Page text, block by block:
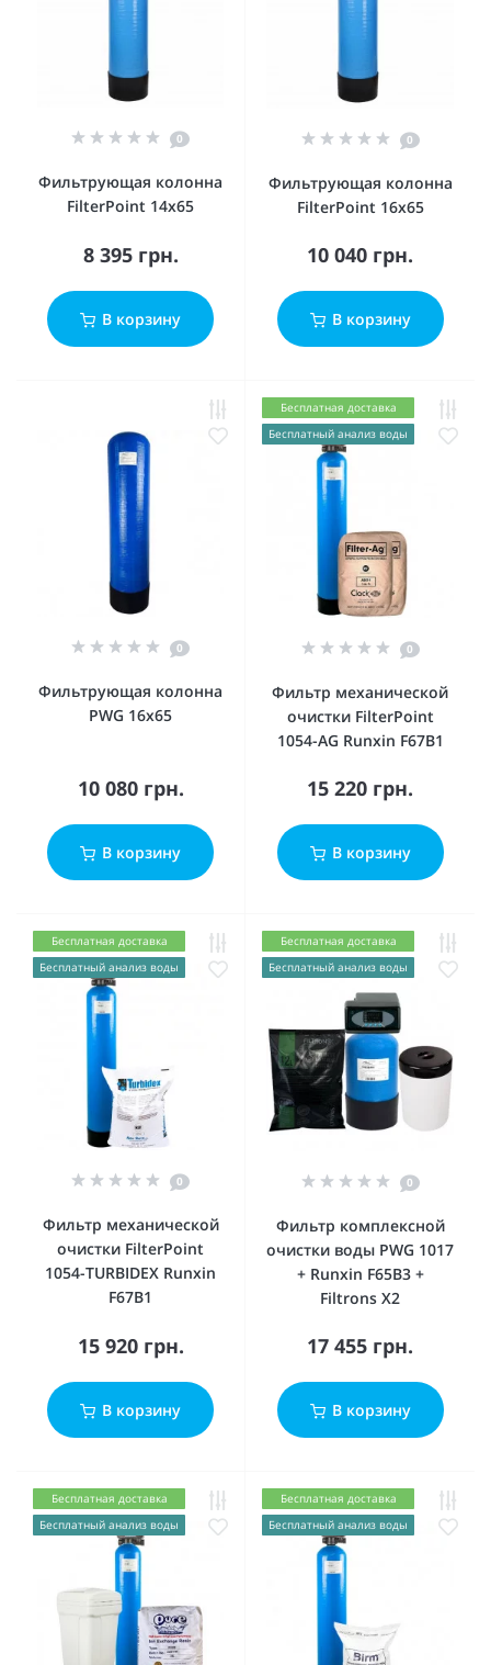
0
Фильтрующая колонна
FilterPoint 14x65
8 395 грн.
В корзину
0
Фильтрующая колонна
FilterPoint 16x65
10 040 грн.
В корзину
0
Фильтрующая колонна
PWG 16х65
10 080 грн.
В корзину
Бесплатная доставка
Бесплатный анализ воды
0
Фильтр механической
очистки FilterPoint
1054-AG Runxin F67B1
15 220 грн.
В корзину
Бесплатная доставка
Бесплатный анализ воды
0
Фильтр механической
очистки FilterPoint
1054-TURBIDEX Runxin
F67B1
15 920 грн.
В корзину
Бесплатная доставка
Бесплатный анализ воды
0
Фильтр комплексной
очистки воды PWG 1017
+ Runxin F65B3 +
Filtrons X2
17 455 грн.
В корзину
Бесплатная доставка
Бесплатный анализ воды
Бесплатная доставка
Бесплатный анализ воды